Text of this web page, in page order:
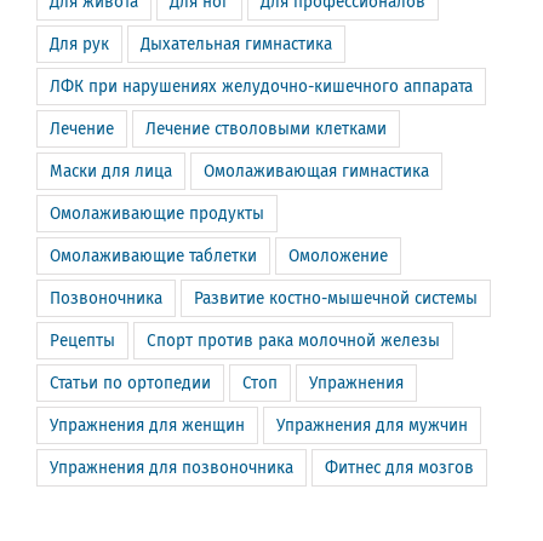
Для рук Дыхательная гимнастика
ЛФК при нарушениях желудочно-кишечного аппарата
Лечение Лечение стволовыми клетками
Маски для лица Омолаживающая гимнастика
Омолаживающие продукты
Омолаживающие таблетки Омоложение
Позвоночника Развитие костно-мышечной системы
Рецепты Спорт против рака молочной железы
Статьи по ортопедии Стоп Упражнения
Упражнения для женщин Упражнения для мужчин
Упражнения для позвоночника Фитнес для мозгов